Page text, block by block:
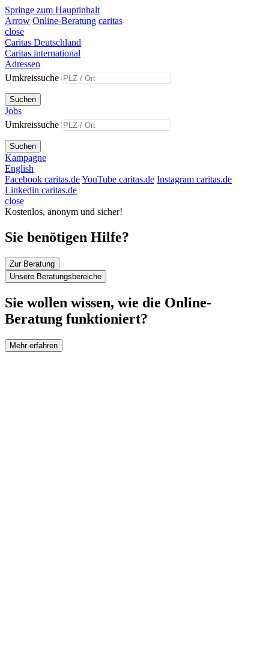
Springe zum Hauptinhalt
Arrow Online-Beratung caritas
close
Caritas Deutschland
Caritas international
Adressen
Umkreissuche
Suchen
Jobs
Umkreissuche
Suchen
Kampagne
English
Facebook caritas.deYouTube caritas.de Instagram caritas.de
Linkedin caritas.de
close
Kostenlos, anonym und sicher!
Sie benötigen Hilfe?
Zur Beratung
Unsere Beratungsbereiche
Sie wollen wissen, wie die Online-
Beratung funktioniert?
Mehr erfahren